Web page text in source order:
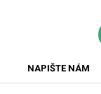
NAPIŠTE NÁM